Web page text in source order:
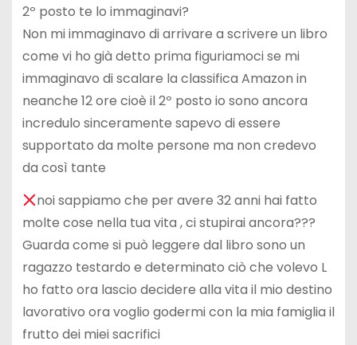
2º posto te lo immaginavi?
Non mi immaginavo di arrivare a scrivere un libro
come vi ho già detto prima figuriamoci se mi
immaginavo di scalare la classifica Amazon in
neanche 12 ore cioè il 2º posto io sono ancora
incredulo sinceramente sapevo di essere
supportato da molte persone ma non credevo
da così tante
noi sappiamo che per avere 32 anni hai fatto
molte cose nella tua vita , ci stupirai ancora???
Guarda come si può leggere dal libro sono un
ragazzo testardo e determinato ciò che volevo L
ho fatto ora lascio decidere alla vita il mio destino
lavorativo ora voglio godermi con la mia famiglia il
frutto dei miei sacrifici